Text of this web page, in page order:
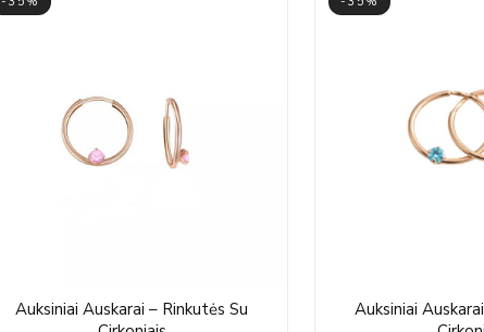
Auksiniai Auskarai – Rinkutės Su
range:
Auksiniai